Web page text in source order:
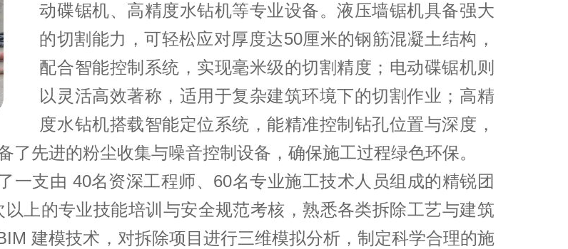
动碟锯机、高精度水钻机等专业设备。液压墙锯机具备强大
的切割能力，可轻松应对厚度达50厘米的钢筋混凝土结构，
配合智能控制系统，实现毫米级的切割精度；电动碟锯机则
以灵活高效著称，适用于复杂建筑环境下的切割作业；高精
度水钻机搭载智能定位系统，能精准控制钻孔位置与深度，
先进的粉尘收集与噪音控制设备，确保施工过程绿色环保。​
一支由 40名资深工程师、60名专业施工技术人员组成的精锐团
上的专业技能培训与安全规范考核，熟悉各类拆除工艺与建筑
建模技术，对拆除项目进行三维模拟分析，制定科学合理的施